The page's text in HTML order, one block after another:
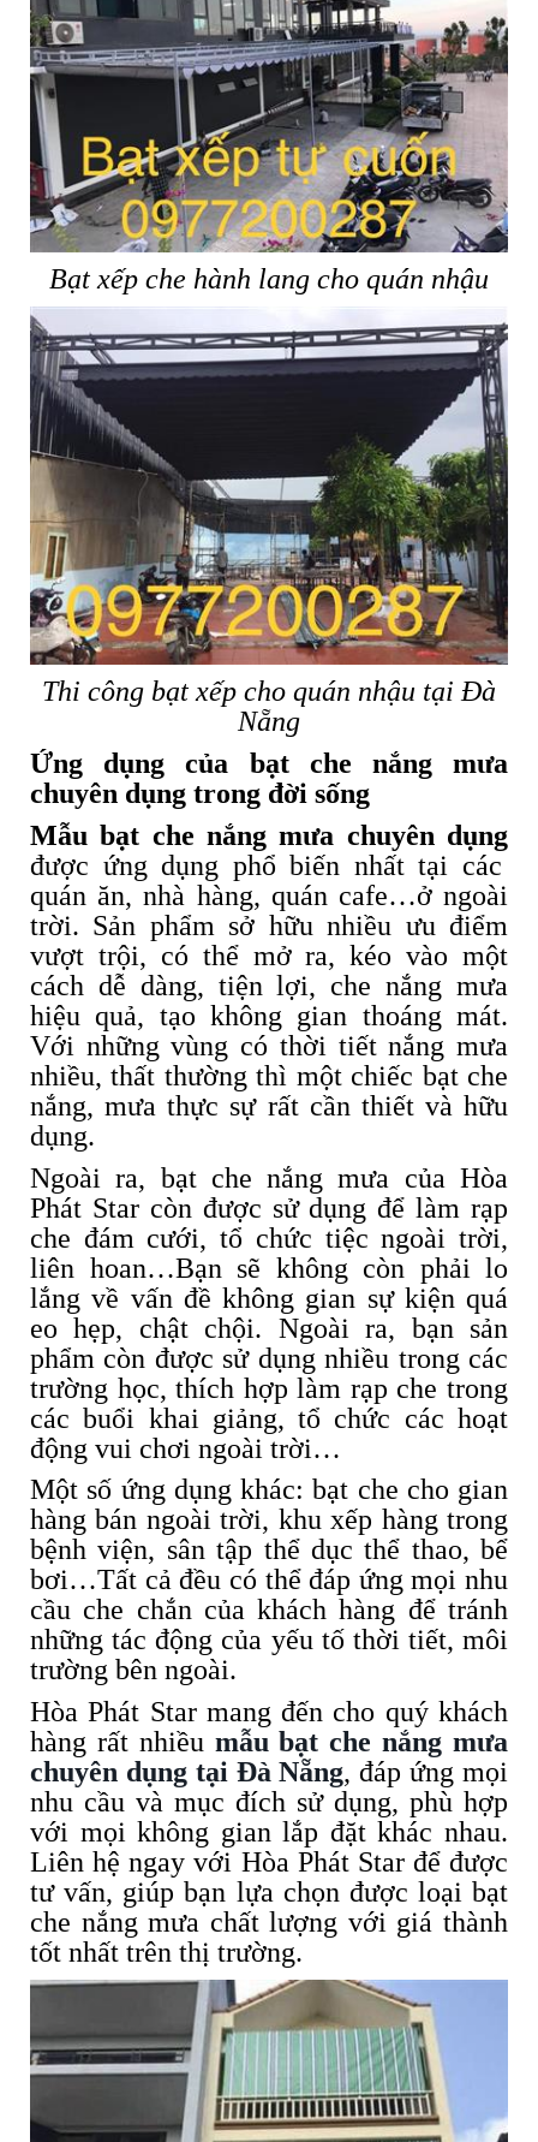
Bạt xếp che hành lang cho quán nhậu
Thi công bạt xếp cho quán nhậu tại Đà
Nẵng
Ứng dụng của bạt che nắng mưa
chuyên dụng trong đời sống
Mẫu bạt che nắng mưa chuyên dụng
được ứng dụng phổ biến nhất tại các
quán ăn, nhà hàng, quán cafe…ở ngoài
trời. Sản phẩm sở hữu nhiều ưu điểm
vượt trội, có thể mở ra, kéo vào một
cách dễ dàng, tiện lợi, che nắng mưa
hiệu quả, tạo không gian thoáng mát.
Với những vùng có thời tiết nắng mưa
nhiều, thất thường thì một chiếc bạt che
nắng, mưa thực sự rất cần thiết và hữu
dụng.
Ngoài ra, bạt che nắng mưa của Hòa
Phát Star còn được sử dụng để làm rạp
che đám cưới, tổ chức tiệc ngoài trời,
liên hoan…Bạn sẽ không còn phải lo
lắng về vấn đề không gian sự kiện quá
eo hẹp, chật chội. Ngoài ra, bạn sản
phẩm còn được sử dụng nhiều trong các
trường học, thích hợp làm rạp che trong
các buổi khai giảng, tổ chức các hoạt
động vui chơi ngoài trời…
Một số ứng dụng khác: bạt che cho gian
hàng bán ngoài trời, khu xếp hàng trong
bệnh viện, sân tập thể dục thể thao, bể
bơi…Tất cả đều có thể đáp ứng mọi nhu
cầu che chắn của khách hàng để tránh
những tác động của yếu tố thời tiết, môi
trường bên ngoài.
Hòa Phát Star mang đến cho quý khách
hàng rất nhiều mẫu bạt che nắng mưa
chuyên dụng tại Đà Nẵng, đáp ứng mọi
nhu cầu và mục đích sử dụng, phù hợp
với mọi không gian lắp đặt khác nhau.
Liên hệ ngay với Hòa Phát Star để được
tư vấn, giúp bạn lựa chọn được loại bạt
che nắng mưa chất lượng với giá thành
tốt nhất trên thị trường.